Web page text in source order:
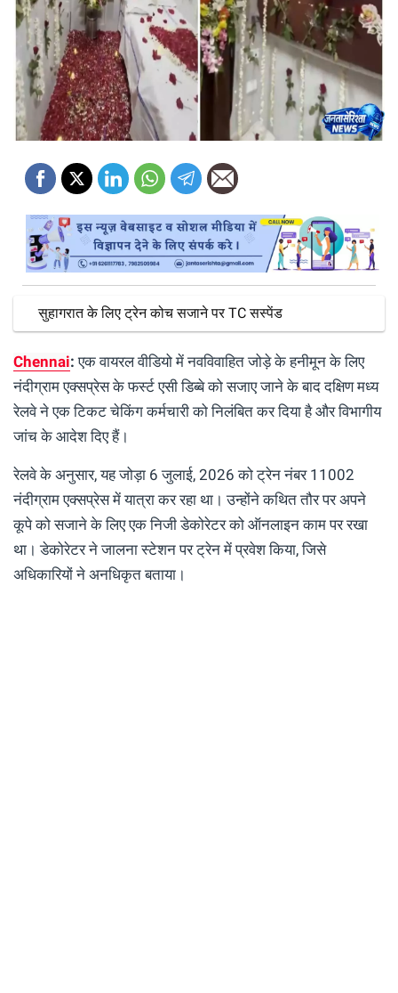
सुहागरात के लिए ट्रेन कोच सजाने पर TC सस्पेंड
Chennai: एक वायरल वीडियो में नवविवाहित जोड़े के हनीमून के लिए
नंदीग्राम एक्सप्रेस के फर्स्ट एसी डिब्बे को सजाए जाने के बाद दक्षिण मध्य
रेलवे ने एक टिकट चेकिंग कर्मचारी को निलंबित कर दिया है और विभागीय
जांच के आदेश दिए हैं।
रेलवे के अनुसार, यह जोड़ा 6 जुलाई, 2026 को ट्रेन नंबर 11002
नंदीग्राम एक्सप्रेस में यात्रा कर रहा था। उन्होंने कथित तौर पर अपने
कूपे को सजाने के लिए एक निजी डेकोरेटर को ऑनलाइन काम पर रखा
था। डेकोरेटर ने जालना स्टेशन पर ट्रेन में प्रवेश किया, जिसे
अधिकारियों ने अनधिकृत बताया।